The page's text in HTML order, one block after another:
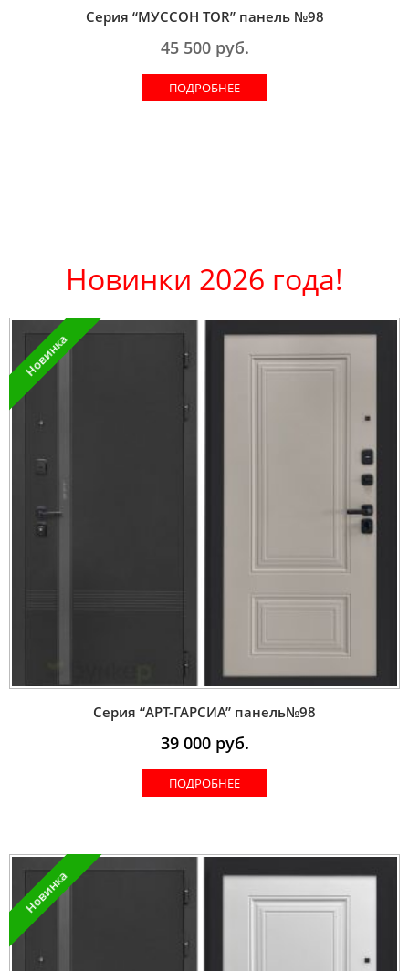
Серия “МУССОН TOR” панель №98
45 500руб.
ПОДРОБНЕЕ
Новинки 2026 года!
Новинка
Серия “AРT-ГАРСИА” панель№98
39 000руб.
ПОДРОБНЕЕ
Новинка